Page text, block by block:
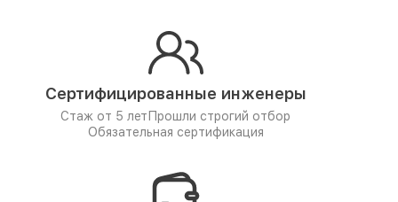
Сертифицированные инженеры
Стаж от 5 лет Прошли строгий отбор
Обязательная сертификация